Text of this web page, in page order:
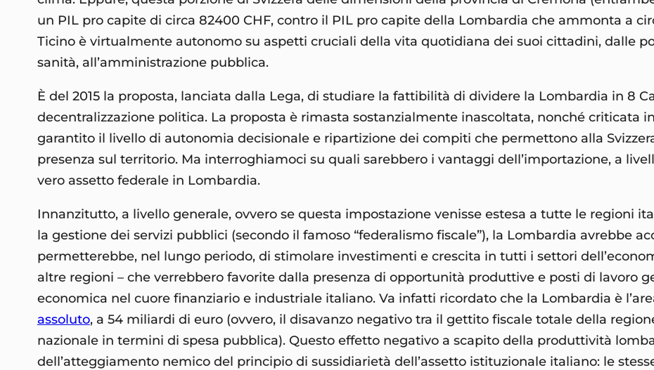
un PIL pro capite di circa 82400 CHF, contro il PIL pro capite della Lombardia che ammonta a
Ticino è virtualmente autonomo su aspetti cruciali della vita quotidiana dei suoi cittadini, dalle
sanità, all’amministrazione pubblica.
È del 2015 la proposta, lanciata dalla Lega, di studiare la fattibilità di dividere la Lombardia in 8
decentralizzazione politica. La proposta è rimasta sostanzialmente inascoltata, nonché criticata
garantito il livello di autonomia decisionale e ripartizione dei compiti che permettono alla
presenza sul territorio. Ma interroghiamoci su quali sarebbero i vantaggi dell’importazione, a
vero assetto federale in Lombardia.
Innanzitutto, a livello generale, ovvero se questa impostazione venisse estesa a tutte le regioni
la gestione dei servizi pubblici (secondo il famoso “federalismo fiscale”), la Lombardia avrebbe
permetterebbe, nel lungo periodo, di stimolare investimenti e crescita in tutti i settori
altre regioni – che verrebbero favorite dalla presenza di opportunità produttive e posti di lavoro
economica nel cuore finanziario e industriale italiano. Va infatti ricordato che la Lombardia è
assoluto, a 54 miliardi di euro (ovvero, il disavanzo negativo tra il gettito fiscale totale della
nazionale in termini di spesa pubblica). Questo effetto negativo a scapito della produttività
dell’atteggiamento nemico del principio di sussidiarietà dell’assetto istituzionale italiano: le